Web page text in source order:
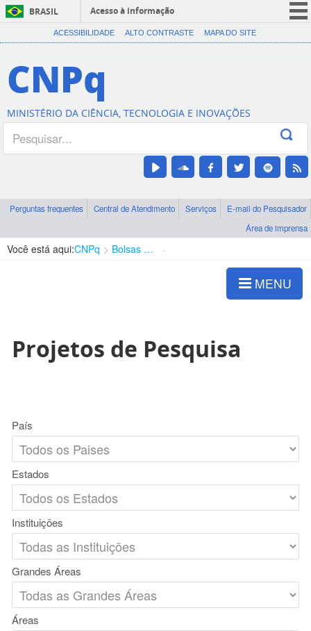
BRASIL
Acesso à informação
CORONAVÍRUS (COVID-19)
Canais
ACESSIBILIDADE ALTO CONTRASTE MAPA DO SITE
CNPq
MINISTÉRIO DA CIÊNCIA, TECNOLOGIA E INOVAÇÕES
Perguntas frequentes Central de Atendimento Serviços
E-mail do Pesquisador
Área de imprensa
Você está aqui:CNPq Bolsas e Auxílios Vigentes
MENU
Projetos de Pesquisa
País
Estados
Instituições
Grandes Áreas
Áreas